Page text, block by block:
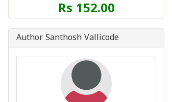
Rs 152.00
Author Santhosh Vallicode